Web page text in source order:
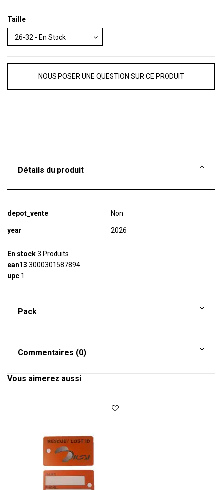
Taille
NOUS POSER UNE QUESTION SUR CE PRODUIT
Détails du produit
depot_vente Non
year 2026
En stock3 Produits
ean13 3000301587894
upc 1
Pack
Commentaires (0)
Vous aimerez aussi